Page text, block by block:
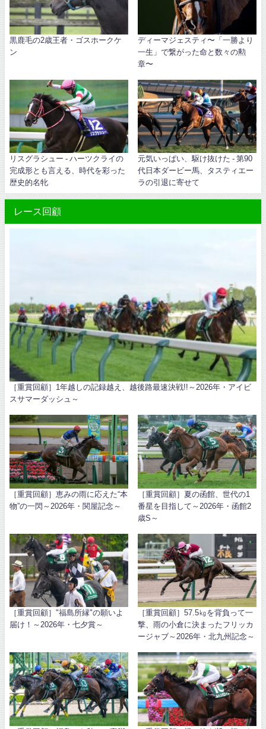
黒鹿毛の2歳王者・ゴスホークケ
ン
ディーマジェスティ〜「一勝より
一生」で繋がった命と数々の勲
章〜
リスグラシュー - ハーツクライの
完成形とも言える、時代を彩った
歴史的名牝
元気いっぱい、駆け抜けた - 第90
代日本ダービー馬、タスティエー
ラの引退に寄せて
レース回顧
［重賞回顧］1年越しの記録越え、越後路最速決戦!!～2026年・アイビ
スサマーダッシュ～
［重賞回顧］恵みの雨に応えた“本
物”の一閃～2026年・関屋記念～
［重賞回顧］夏の函館、世代の1
番星を目指して～2026年・函館2
歳S～
［重賞回顧］"福島所縁"の願いよ
届け！～2026年・七夕賞～
［重賞回顧］57.5㎏を背負って一
撃、雨の小倉に決まったフリッカ
ージャブ～2026年・北九州記念～